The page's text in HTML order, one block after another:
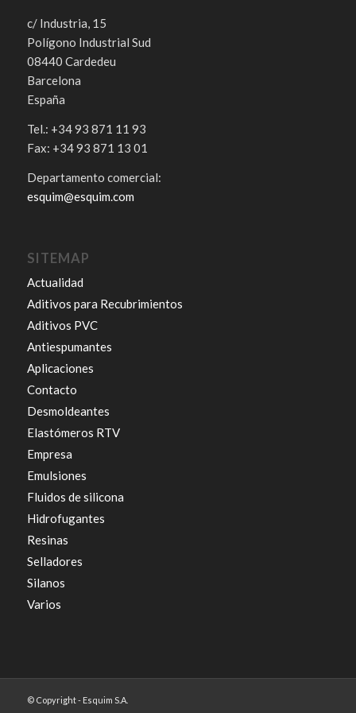
c/ Industria, 15
Polígono Industrial Sud
08440 Cardedeu
Barcelona
España
Tel.: +34 93 871 11 93
Fax: +34 93 871 13 01
Departamento comercial:
esquim@esquim.com
SITEMAP
Actualidad
Aditivos para Recubrimientos
Aditivos PVC
Antiespumantes
Aplicaciones
Contacto
Desmoldeantes
Elastómeros RTV
Empresa
Emulsiones
Fluidos de silicona
Hidrofugantes
Resinas
Selladores
Silanos
Varios
© Copyright - Esquim S.A.